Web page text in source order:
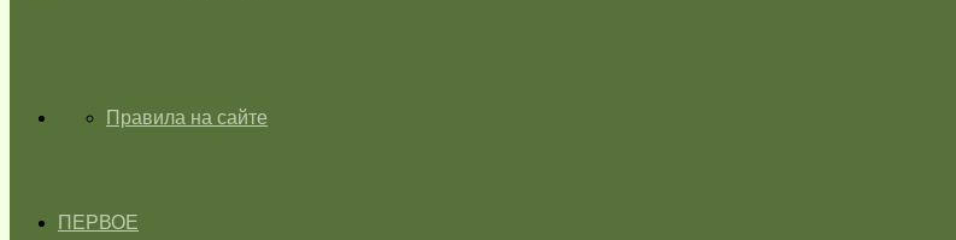
ГЛАВНАЯПравила на сайте
ПЕРВОЕ